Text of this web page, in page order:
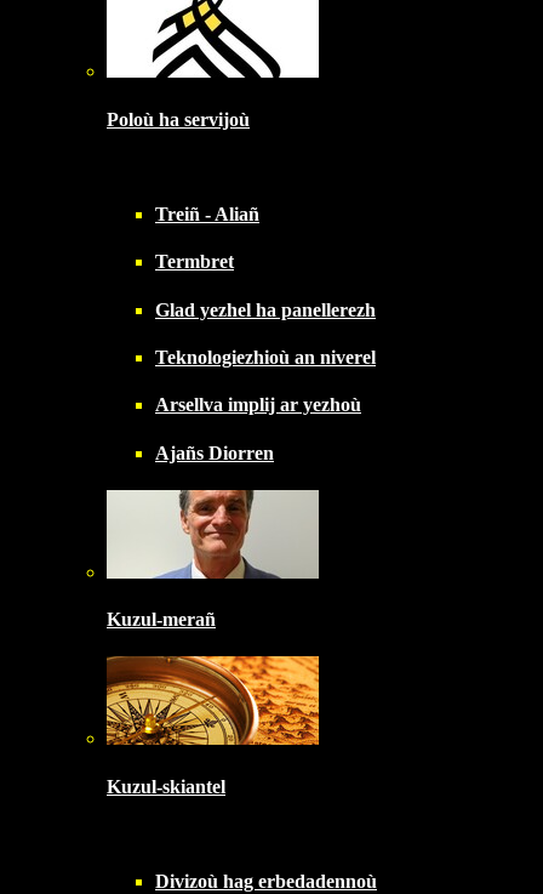
Poloù ha servijoù
Treiñ - Aliañ
Termbret
Glad yezhel ha panellerezh
Teknologiezhioù an niverel
Arsellva implij ar yezhoù
Ajañs Diorren
Kuzul-merañ
Kuzul-skiantel
Divizoù hag erbedadennoù